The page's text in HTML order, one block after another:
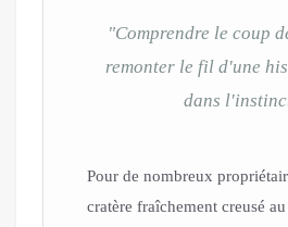
"Comprendre le coup
remonter le fil d'une
dans
Pour de nombreux
cratère fraîchement creusé